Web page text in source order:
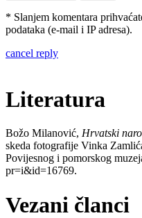
* Slanjem komentara
podataka (e-mail i IP adresa).
cancel reply
Literatura
Božo Milanović, Hrvatski
skeda fotografije Vinka
Povijesnog i pomorskog
pr=i&id=16769.
Vezani članci